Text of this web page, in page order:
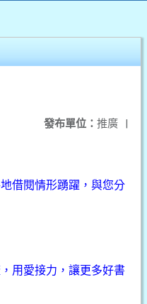
發布單位： 推廣 |
借閱情形踴躍，與您分
用愛接力，讓更多好書